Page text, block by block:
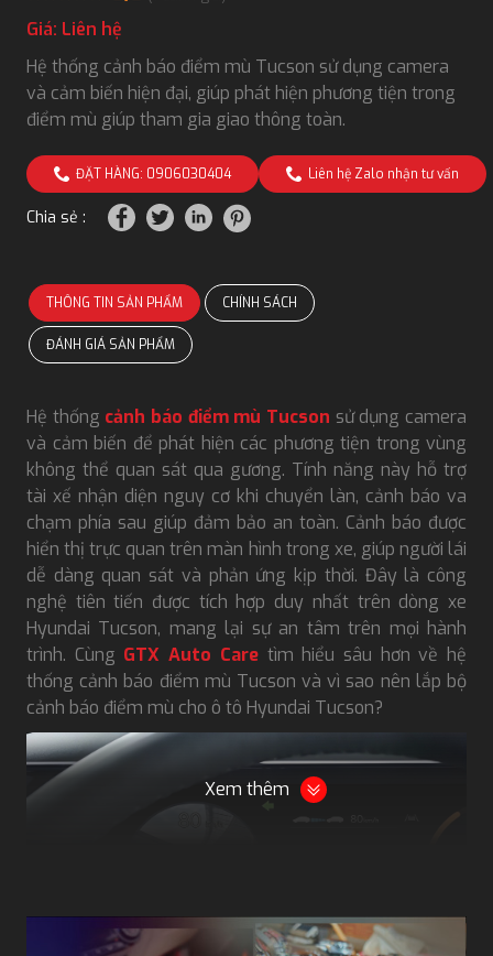
Giá: Liên hệ
Hệ thống cảnh báo điểm mù Tucson sử dụng camera
và cảm biến hiện đại, giúp phát hiện phương tiện trong
điểm mù giúp tham gia giao thông toàn.
ĐẶT HÀNG: 0906030404 Liên hệ Zalo nhận tư vấn
Chia sẻ :
THÔNG TIN SẢN PHẨM CHÍNH SÁCH
ĐÁNH GIÁ SẢN PHẨM
Hệ thống cảnh báo điểm mù Tucson sử dụng camera
và cảm biến để phát hiện các phương tiện trong vùng
không thể quan sát qua gương. Tính năng này hỗ trợ
tài xế nhận diện nguy cơ khi chuyển làn, cảnh báo va
chạm phía sau giúp đảm bảo an toàn. Cảnh báo được
hiển thị trực quan trên màn hình trong xe, giúp người lái
dễ dàng quan sát và phản ứng kịp thời. Đây là công
nghệ tiên tiến được tích hợp duy nhất trên dòng xe
Hyundai Tucson, mang lại sự an tâm trên mọi hành
trình. Cùng GTX Auto Caretìm hiểu sâu hơn về hệ
thống cảnh báo điểm mù Tucson và vì sao nên lắp bộ
cảnh báo điểm mù cho ô tô Hyundai Tucson?
Xem thêm